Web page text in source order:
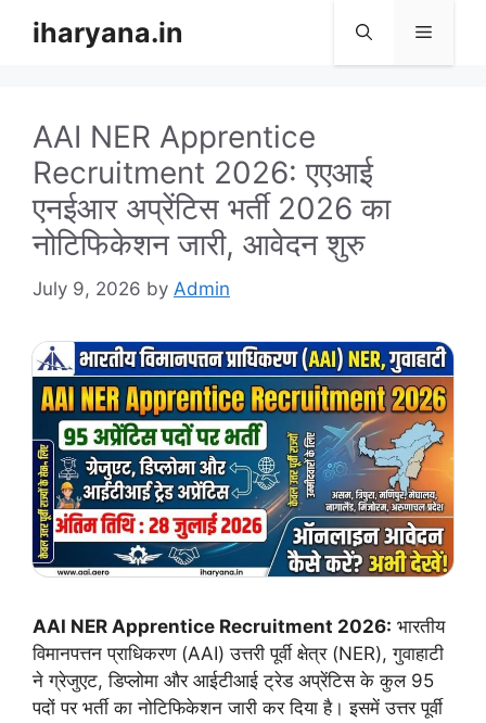
iharyana.in Menu
AAI NER Apprentice
Recruitment 2026: एएआई
एनईआर अप्रेंटिस भर्ती 2026 का
नोटिफिकेशन जारी, आवेदन शुरु
July 9, 2026 by Admin
AAI NER Apprentice Recruitment 2026: भारतीय
विमानपत्तन प्राधिकरण (AAI) उत्तरी पूर्वी क्षेत्र (NER), गुवाहाटी
ने ग्रेजुएट, डिप्लोमा और आईटीआई ट्रेड अप्रेंटिस के कुल 95
पदों पर भर्ती का नोटिफिकेशन जारी कर दिया है। इसमें उत्तर पूर्वी